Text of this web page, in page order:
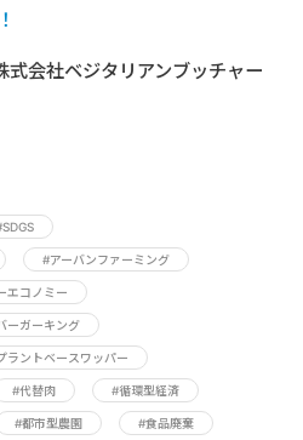
会社ベジタリアンブッチャー
#アーバンファーミング
エコノミー
ーガーキング
ラントベースワッパー
#代替肉 #循環型経済
#都市型農園 #食品廃棄